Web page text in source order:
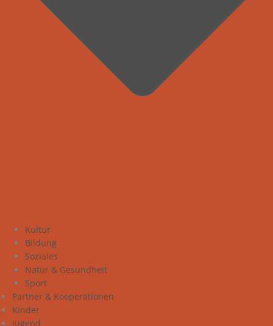
Kultur
Bildung
Soziales
Natur & Gesundheit
Sport
Partner & Kooperationen
Kinder
Jugend